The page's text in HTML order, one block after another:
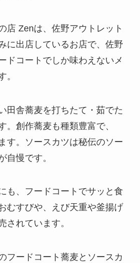
店 Zenは、佐野アウトレット
に出店しているお店で、佐野
ドコートでしか味わえないメ
。
田舎蕎麦を打ちたて・茹でた
。創作蕎麦も種類豊富で、
す。ソースカツは秘伝のソー
自慢です。
も、フードコートでサッと食
むすびや、えび天重や釜揚げ
されています。
フードコート蕎麦とソースカ